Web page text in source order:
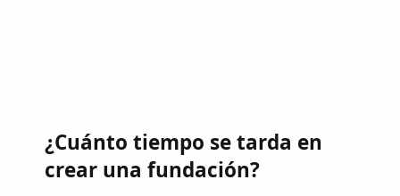
¿Cuánto tiempo se tarda en
crear una fundación?